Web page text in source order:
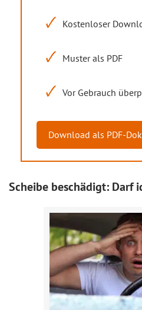
Kostenloser
Muster als PDF
Vor Gebrauch
Download als PDF-
Scheibe beschädigt: Darf